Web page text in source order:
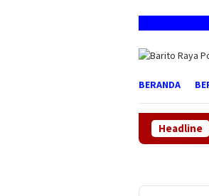
BERANDA
Headline
Bupati HST